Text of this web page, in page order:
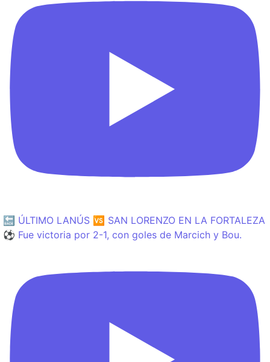
🔙 ÚLTIMO LANÚS 🆚 SAN LORENZO EN LA FORTALEZA
⚽️ Fue victoria por 2-1, con goles de Marcich y Bou.